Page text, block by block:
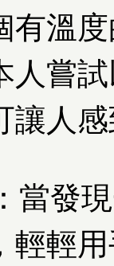
有溫
人嘗
讓人
當發
輕輕